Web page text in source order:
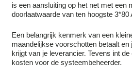
is een aansluiting op het net met een
doorlaatwaarde van ten hoogste 3*80
Een belangrijk kenmerk van een
maandelijkse voorschotten betaalt
krijgt van je leverancier. Tevens int
kosten voor de systeembeheerder.